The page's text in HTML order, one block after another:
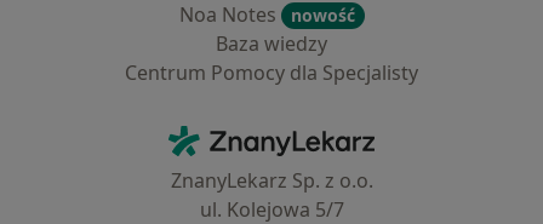
Noa Notes
nowość
Baza wiedzy
Centrum Pomocy dla Specjalisty
ZnanyLekarz - Strona główna
ZnanyLekarz Sp. z o.o.
ul. Kolejowa 5/7